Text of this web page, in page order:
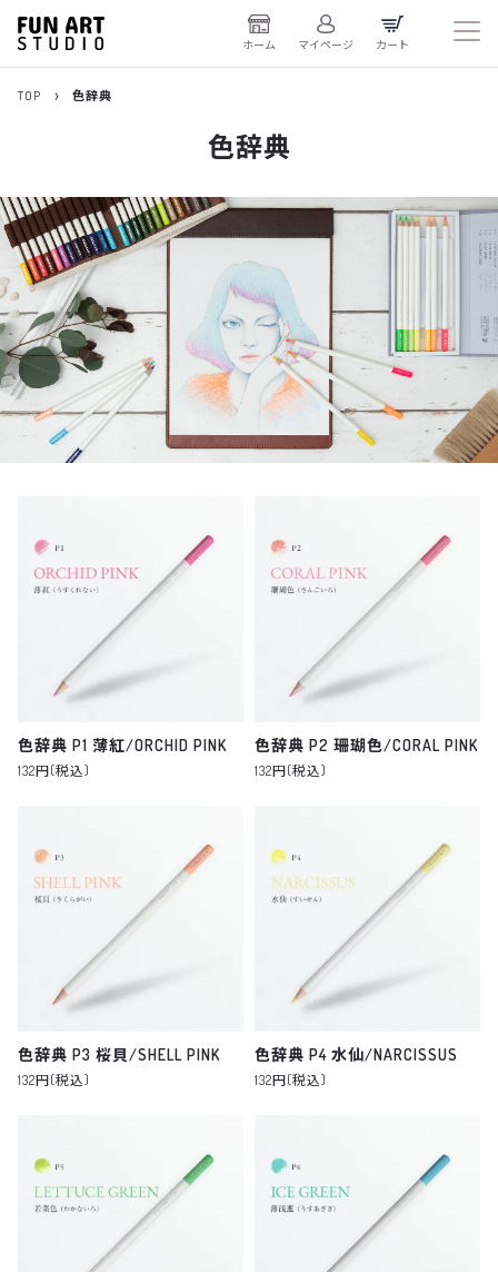
ホーム マイページ カート
TOP 色辞典
色辞典
色辞典 P1 薄紅/ORCHID PINK
132円(税込)
色辞典 P2 珊瑚色/CORAL PINK
132円(税込)
色辞典 P3 桜貝/SHELL PINK
132円(税込)
色辞典 P4 水仙/NARCISSUS
132円(税込)